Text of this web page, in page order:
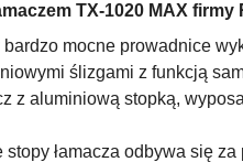
TX-1020 MAX firmy
mocne prowadnice
ślizgami z funkcją
z aluminiową stopką,
łamacza odbywa się